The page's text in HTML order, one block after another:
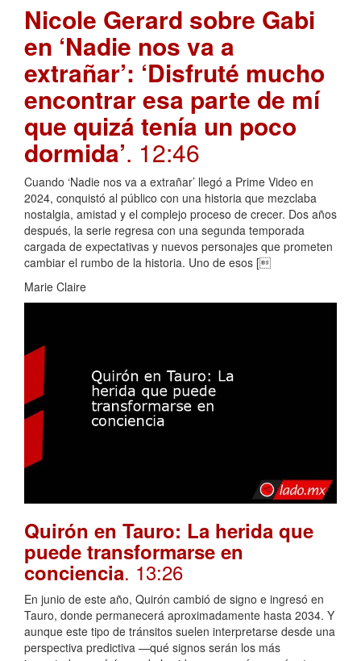
Nicole Gerard sobre Gabi
en ‘Nadie nos va a
extrañar’: ‘Disfruté mucho
encontrar esa parte de mí
que quizá tenía un poco
dormida’. 12:46
Cuando ‘Nadie nos va a extrañar’ llegó a Prime Video en
2024, conquistó al público con una historia que mezclaba
nostalgia, amistad y el complejo proceso de crecer. Dos años
después, la serie regresa con una segunda temporada
cargada de expectativas y nuevos personajes que prometen
cambiar el rumbo de la historia. Uno de esos [
Marie Claire
Quirón en Tauro: La herida que
puede transformarse en
conciencia. 13:26
En junio de este año, Quirón cambió de signo e ingresó en
Tauro, donde permanecerá aproximadamente hasta 2034. Y
aunque este tipo de tránsitos suelen interpretarse desde una
perspectiva predictiva —qué signos serán los más